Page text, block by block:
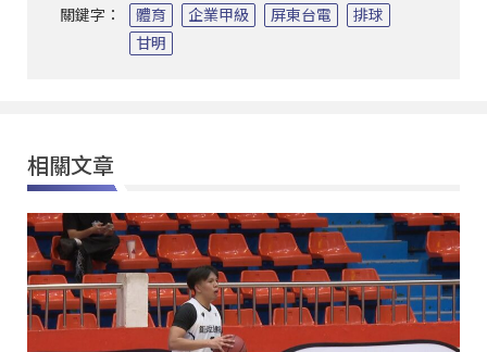
關鍵字： 體育 企業甲級 屏東台電
排球
甘明
相關文章